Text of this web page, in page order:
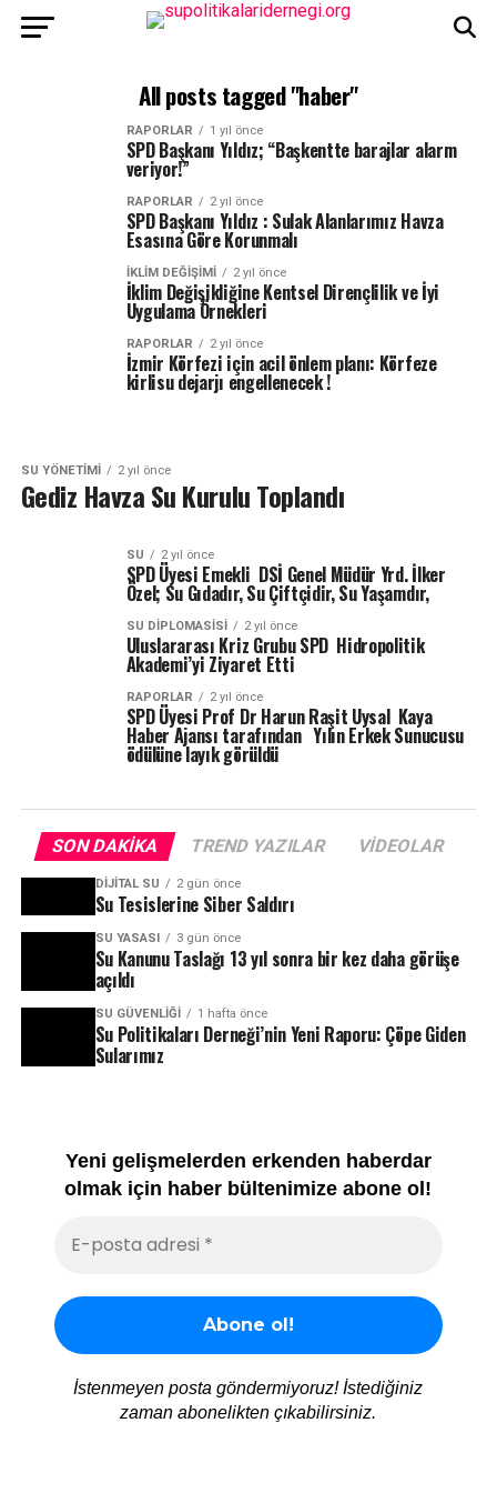
All posts tagged "haber"
RAPORLAR 1 yıl önce
SPD Başkanı Yıldız; “Başkentte barajlar alarm
veriyor!”
RAPORLAR 2 yıl önce
SPD Başkanı Yıldız : Sulak Alanlarımız Havza
Esasına Göre Korunmalı
İKLIM DEĞIŞIMI 2 yıl önce
İklim Değişikliğine Kentsel Dirençlilik ve İyi
Uygulama Örnekleri
RAPORLAR 2 yıl önce
İzmir Körfezi için acil önlem planı: Körfeze
kirlisu dejarjı engellenecek !
SU YÖNETIMI 2 yıl önce
Gediz Havza Su Kurulu Toplandı
SU 2 yıl önce
SPD Üyesi Emekli DSİ Genel Müdür Yrd. İlker
Özel; Su Gıdadır, Su Çiftçidir, Su Yaşamdır,
SU DIPLOMASISI 2 yıl önce
Uluslararası Kriz Grubu SPD Hidropolitik
Akademi’yi Ziyaret Etti
RAPORLAR 2 yıl önce
SPD Üyesi Prof Dr Harun Raşit Uysal Kaya
Haber Ajansı tarafından Yılın Erkek Sunucusu
ödülüne layık görüldü
SON DAKIKA TREND YAZILAR VIDEOLAR
DIJITAL SU 2 gün önce
Su Tesislerine Siber Saldırı
SU YASASI 3 gün önce
Su Kanunu Taslağı 13 yıl sonra bir kez daha görüşe
açıldı
SU GÜVENLIĞI 1 hafta önce
Su Politikaları Derneği’nin Yeni Raporu: Çöpe Giden
Sularımız
Yeni gelişmelerden erkenden haberdar
olmak için haber bültenimize abone ol!
İstenmeyen posta göndermiyoruz! İstediğiniz
zaman abonelikten çıkabilirsiniz.